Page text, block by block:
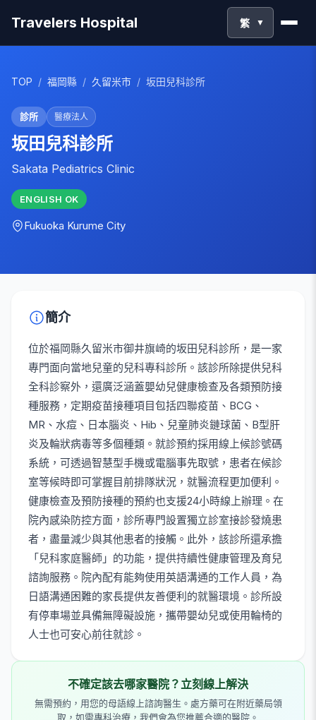
Travelers Hospital 繁 ▼
TOP / 福岡縣 / 久留米市 / 坂田兒科診所
診所 醫療法人
坂田兒科診所
Sakata Pediatrics Clinic
ENGLISH OK
Fukuoka Kurume City
簡介
位於福岡縣久留米市御井旗崎的坂田兒科診所，是一家
專門面向當地兒童的兒科專科診所。該診所除提供兒科
全科診察外，還廣泛涵蓋嬰幼兒健康檢查及各類預防接
種服務，定期疫苗接種項目包括四聯疫苗、BCG、
MR、水痘、日本腦炎、Hib、兒童肺炎鏈球菌、B型肝
炎及輪狀病毒等多個種類。就診預約採用線上候診號碼
系統，可透過智慧型手機或電腦事先取號，患者在候診
室等候時即可掌握目前排隊狀況，就醫流程更加便利。
健康檢查及預防接種的預約也支援24小時線上辦理。在
院內感染防控方面，診所專門設置獨立診室接診發燒患
者，盡量減少與其他患者的接觸。此外，該診所還承擔
「兒科家庭醫師」的功能，提供持續性健康管理及育兒
諮詢服務。院內配有能夠使用英語溝通的工作人員，為
日語溝通困難的家長提供友善便利的就醫環境。診所設
有停車場並具備無障礙設施，攜帶嬰幼兒或使用輪椅的
人士也可安心前往就診。
不確定該去哪家醫院？立刻線上解決
無需預約，用您的母語線上諮詢醫生。處方藥可在附近藥局領
取，如需專科治療，我們會為您推薦合適的醫院。